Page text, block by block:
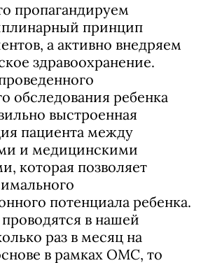
пропагандируем
принцип
а активно внедряем
здравоохранение.
обследования ребенка
выстроенная
пациента между
и медицинскими
которая позволяет
потенциала ребенка.
в нашей
раз в месяц на
в рамках ОМС, то